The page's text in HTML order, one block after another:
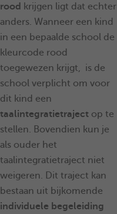
rood krijgen ligt dat echter
anders. Wanneer een kind
in een bepaalde school de
kleurcode rood
toegewezen krijgt, is de
school verplicht om voor
dit kind een
taalintegratietraject op te
stellen. Bovendien kun je
als ouder het
taalintegratietraject niet
weigeren. Dit traject kan
bestaan uit bijkomende
individuele begeleiding